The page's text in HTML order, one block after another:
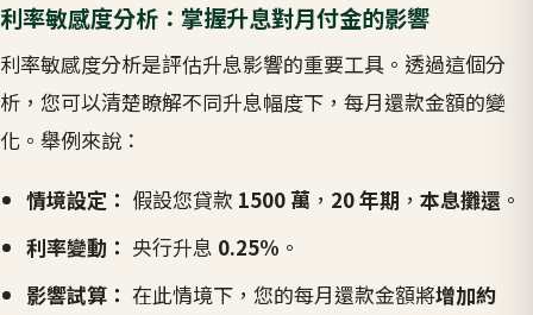
利率敏感度分析：掌握升息對月付金的影響
利率敏感度分析是評估升息影響的重要工具。透過這個分
析，您可以清楚瞭解不同升息幅度下，每月還款金額的變
化。舉例來說：
情境設定： 假設您貸款 1500 萬 ， 20 年期 ，本息攤還 。
利率變動： 央行升息 0.25% 。
影響試算： 在此情境下，您的每月還款金額將增加約